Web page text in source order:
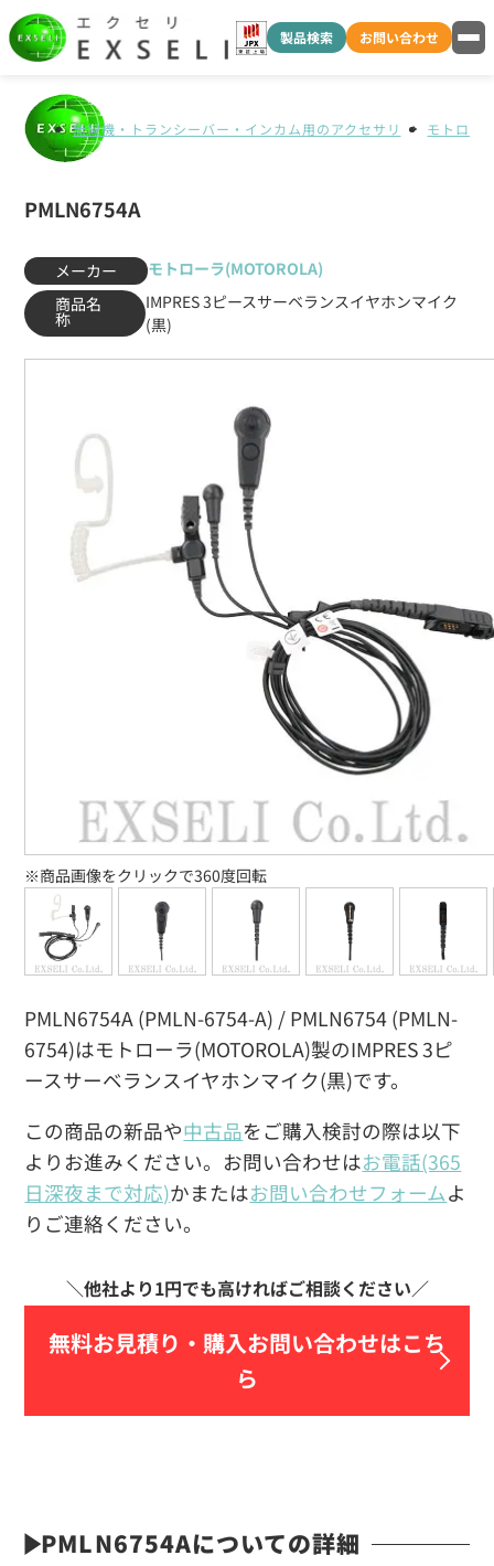
製品検索 お問い合わせ
無線機・トランシーバー・インカム用のアクセサリ モトロー
PMLN6754A
メーカー
モトローラ(MOTOROLA)
商品名
称
IMPRES 3ピースサーベランスイヤホンマイク
(黒)
PMLN6754A (PMLN-6754-A) / PMLN6754 (PMLN-
6754)はモトローラ(MOTOROLA)製のIMPRES 3ピ
ースサーベランスイヤホンマイク(黒)です。
この商品の新品や中古品をご購入検討の際は以下
よりお進みください。お問い合わせはお電話(365
日深夜まで対応)かまたはお問い合わせフォームよ
りご連絡ください。
無料お見積り・ 購入お問い合わせはこち
ら
※商品画像をクリックで360度回転
PMLN6754Aについての詳細